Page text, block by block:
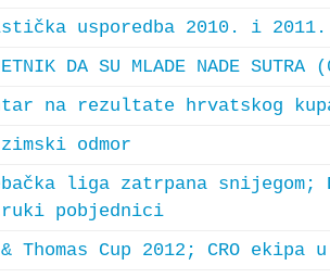
usporedba 2010. i 2011.
DA SU MLADE NADE
na rezultate hrvatskog
odmor
liga zatrpana
pobjednici
Thomas Cup 2012; CRO ekipa